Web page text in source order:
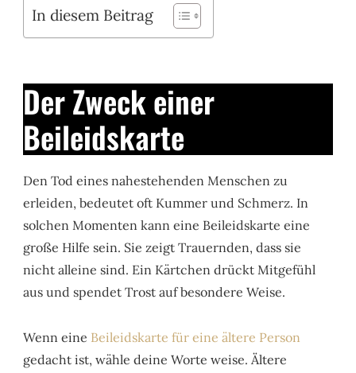
In diesem Beitrag
Der Zweck einer
Beileidskarte
Den Tod eines nahestehenden Menschen zu
erleiden, bedeutet oft Kummer und Schmerz. In
solchen Momenten kann eine Beileidskarte eine
große Hilfe sein. Sie zeigt Trauernden, dass sie
nicht alleine sind. Ein Kärtchen drückt Mitgefühl
aus und spendet Trost auf besondere Weise.
Wenn eine Beileidskarte für eine ältere Person
gedacht ist, wähle deine Worte weise. Ältere